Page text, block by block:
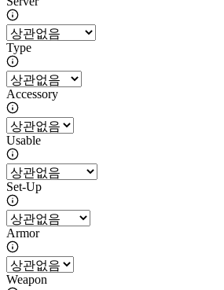
Type
Accessory
Usable
Set-Up
Armor
Weapon